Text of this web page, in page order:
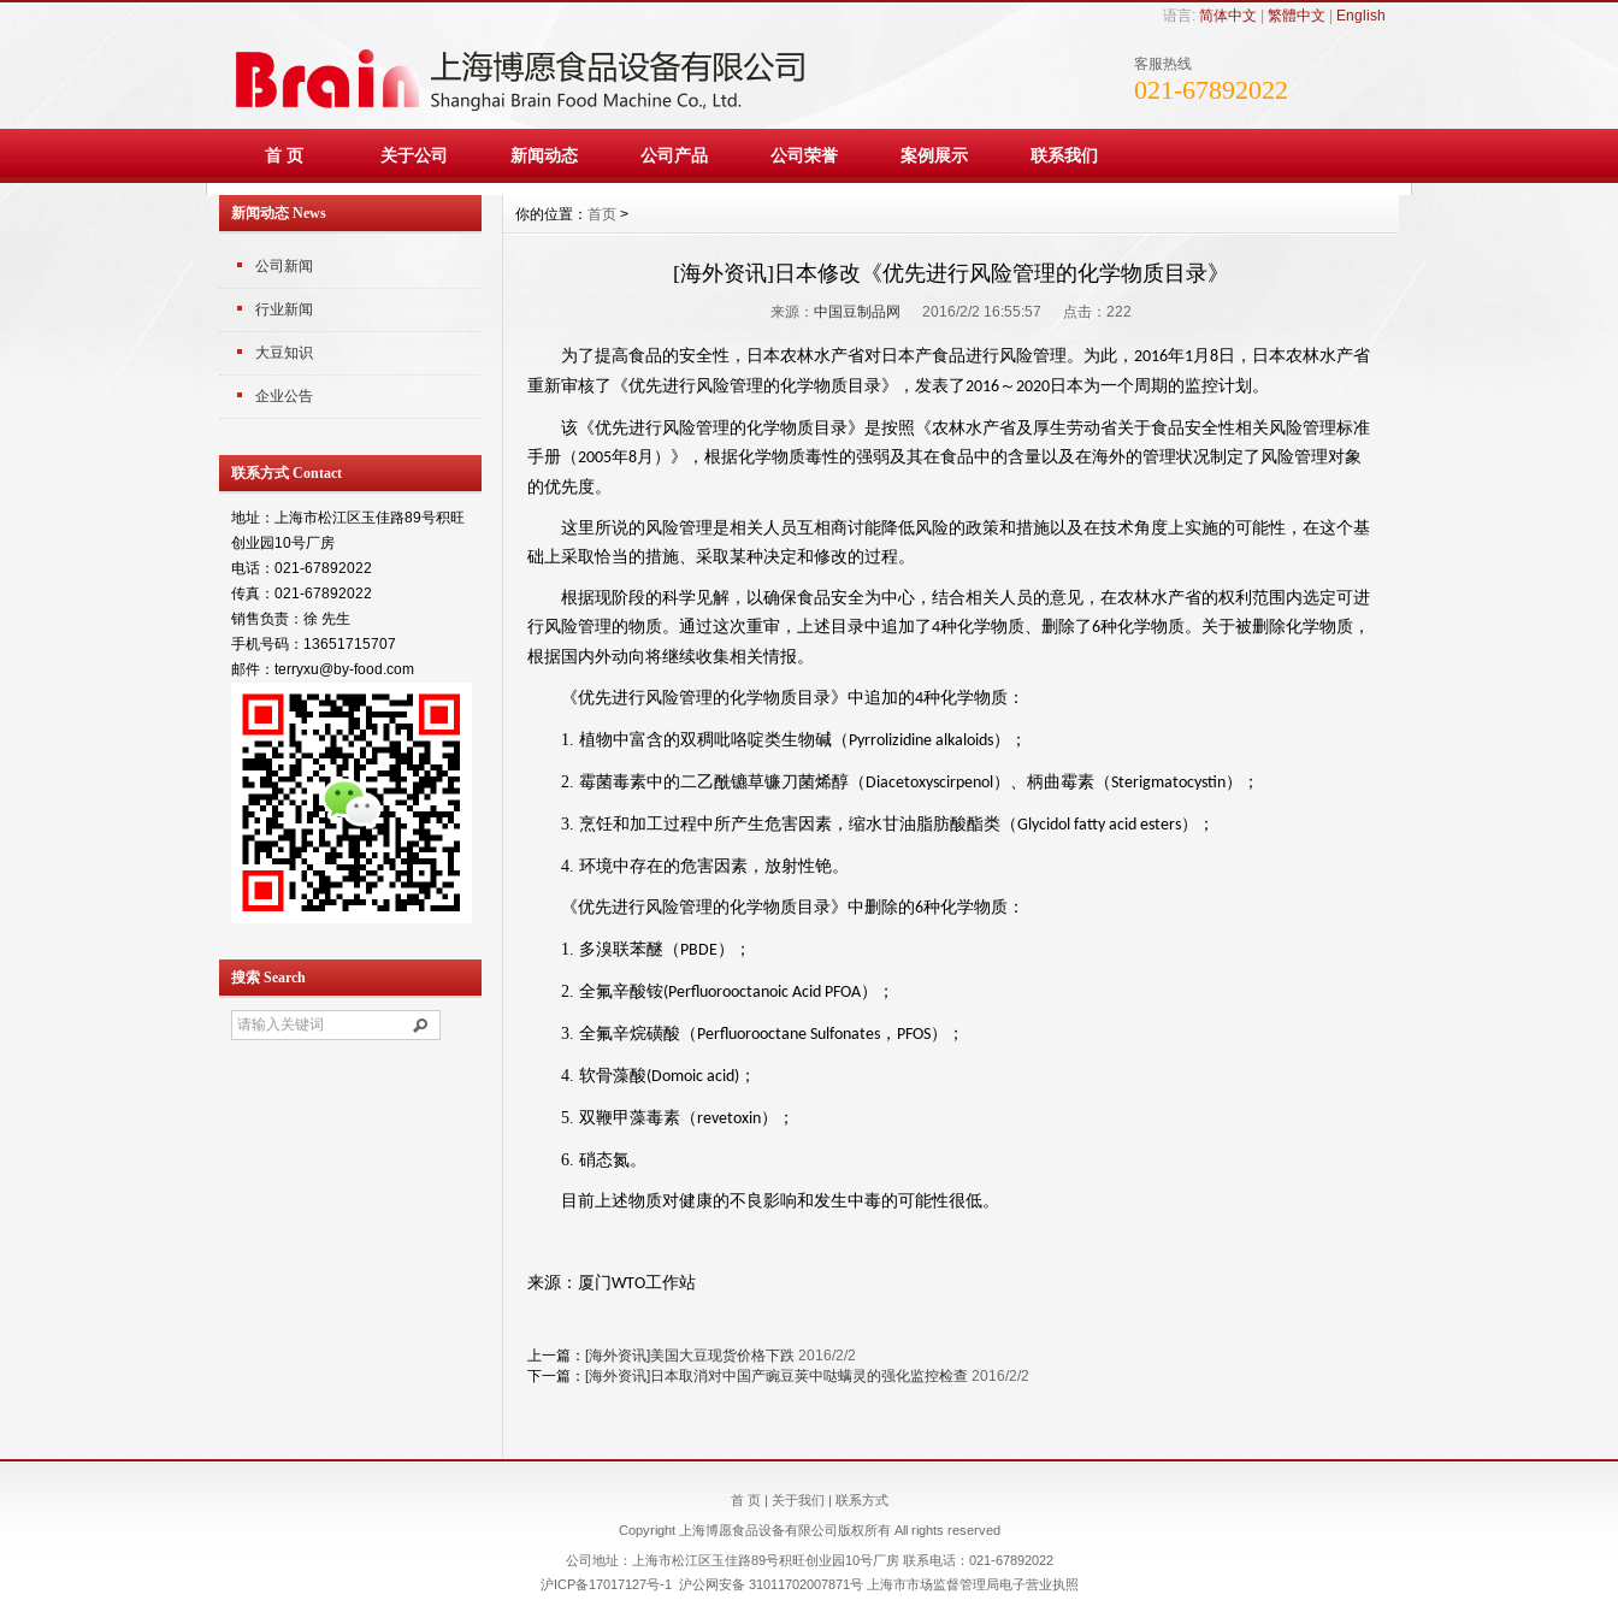
语言: 简体中文 繁體中文 English
客服热线
021-67892022
首 页 关于公司 新闻动态 公司产品 公司荣誉 案例展示 联系我们
新闻动态 News
公司新闻
行业新闻
大豆知识
企业公告
联系方式 Contact
地址：上海市松江区玉佳路89号积旺
创业园10号厂房
电话：021-67892022
传真：021-67892022
销售负责：徐 先生
手机号码：13651715707
邮件：terryxu@by-food.com
搜索 Search
你的位置： 首页 >
[海外资讯]日本修改《优先进行风险管理的化学物质目录》
来源： 中国豆制品网 2016/2/2 16:55:57 点击： 222
为了提高食品的安全性， 日本农林水产省对日本产食品进行风险管理。为此， 2016年1月 8 日，日本农林水产省
重新审核了《优先进行风险管理的化学物质目录》，发表了2016 ～ 2020 日本为一个周期的监控计划。
该《优先进行风险管理的化学物质目录》是按照《农林水产省及厚生劳动省关于食品安全性相关风险管理标准
手册（2005年8月）》，根据化学物质毒性的强弱及其在食品中的含量以及在海外的管理状况制定了风险管理对象
的优先度。
这里所说的风险管理是相关人员互相商讨能降低风险的政策和措施以及在技术角度上实施的可能性，在这个基
础上采取恰当的措施、采取某种决定和修改的过程。
根据现阶段的科学见解，以确保食品安全为中心，结合相关人员的意见，在农林水产省的权利范围内选定可进
行风险管理的物质。通过这次重审，上述目录中追加了4种化学物质、删除了6种化学物质。关于被删除化学物质，
根据国内外动向将继续收集相关情报。
《优先进行风险管理的化学物质目录》中追加的4种化学物质：
1. 植物中富含的双稠吡咯啶类生物碱（ Pyrrolizidine alkaloids）；
2. 霉菌毒素中的二乙酰镳草镰刀菌烯醇（ Diacetoxyscirpenol）、柄曲霉素（Sterigmatocystin）；
3. 烹饪和加工过程中所产生危害因素，缩水甘油脂肪酸酯类（Glycidol fatty acid esters）；
4. 环境中存在的危害因素，放射性铯。
《优先进行风险管理的化学物质目录》中删除的6种化学物质：
1. 多溴联苯醚（ PBDE）；
2. 全氟辛酸铵(Perfluorooctanoic Acid PFOA）；
3. 全氟辛烷磺酸（ Perfluorooctane Sulfonates ， PFOS）；
4. 软骨藻酸(Domoic acid) ；
5. 双鞭甲藻毒素（revetoxin）；
6. 硝态氮。
目前上述物质对健康的不良影响和发生中毒的可能性很低。
来源：厦门WTO工作站
上一篇： [海外资讯]美国大豆现货价格下跌 2016/2/2
下一篇： [海外资讯]日本取消对中国产豌豆荚中哒螨灵的强化监控检查 2016/2/2
首 页| 关于我们 | 联系方式
Copyright 上海博愿食品设备有限公司版权所有 All rights reserved
公司地址：上海市松江区玉佳路89号积旺创业园10号厂房 联系电话：021-67892022
沪ICP备17017127号-1
沪公网安备 31011702007871号 上海市市场监督管理局电子营业执照